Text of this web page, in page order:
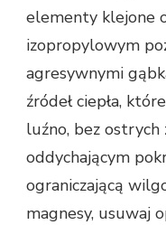
elementy klejone
izopropylowym
agresywnymi
źródeł ciepła,
luźno, bez ostrych
oddychającym
ograniczającą
magnesy, usuwaj